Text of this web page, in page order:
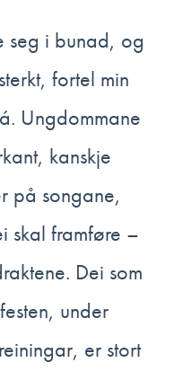
seg i bunad, og
fortel min
Ungdommane
kanskje
på songane,
skal framføre –
Dei som
under
er stort